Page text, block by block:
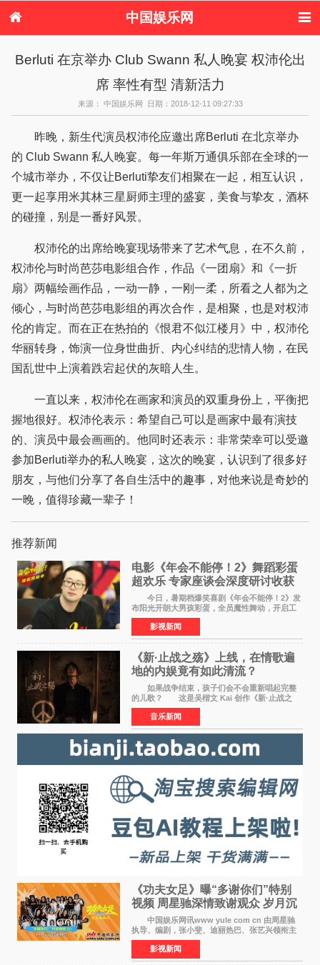
中国娱乐网
港台娱乐
日本娱乐 韩国娱乐
欧美娱乐
音乐新闻 影视新闻
港台明星八卦
日本韩国明星
欧美明星八卦
Berluti 在京举办 Club Swann 私人晚宴 权沛伦出
席 率性有型 清新活力
来源： 中国娱乐网 日期：2018-12-11 09:27:33
昨晚，新生代演员权沛伦应邀出席Berluti 在北京举办
的 Club Swann 私人晚宴。每一年斯万通俱乐部在全球的一
个城市举办，不仅让Berluti挚友们相聚在一起，相互认识，
更一起享用米其林三星厨师主理的盛宴，美食与挚友，酒杯
的碰撞，别是一番好风景。
权沛伦的出席给晚宴现场带来了艺术气息，在不久前，
权沛伦与时尚芭莎电影组合作，作品《一团扇》和《一折
扇》两幅绘画作品，一动一静，一刚一柔，所看之人都为之
倾心，与时尚芭莎电影组的再次合作，是相聚，也是对权沛
伦的肯定。而在正在热拍的《恨君不似江楼月》中，权沛伦
华丽转身，饰演一位身世曲折、内心纠结的悲情人物，在民
国乱世中上演着跌宕起伏的灰暗人生。
一直以来，权沛伦在画家和演员的双重身份上，平衡把
握地很好。权沛伦表示：希望自己可以是画家中最有演技
的、演员中最会画画的。他同时还表示：非常荣幸可以受邀
参加Berluti举办的私人晚宴，这次的晚宴，认识到了很多好
朋友，与他们分享了各自生活中的趣事，对他来说是奇妙的
一晚，值得珍藏一辈子！
推荐新闻
电影《年会不能停！2》舞蹈彩蛋
超欢乐 专家座谈会深度研讨收获
满满
今日，暑期档爆笑喜剧《年会不能停！2》发
布阳光开朗大男孩彩蛋，全员魔性舞动，开启工
位狂欢模式。影片于昨日同步举办专家座谈会，
导演董润年、总制片人应萝佳出席现场，与一众
业内、学界专家
影视新闻
《新·止战之殇》上线，在情歌遍
地的内娱竟有如此清流？
如果战争结束，孩子们会不会重新唱起完整
的儿歌？ 这是吴楷文 Kai 创作《新·止战之
殇》时最初的想法。 从伊朗相关冲突引发的
地区局势，到世界各地仍在发生的动荡与不安，
战争从来不只
音乐新闻
《功夫女足》曝“多谢你们”特别
视频 周星驰深情致谢观众 岁月沉
淀不灭初心
中国娱乐网讯www yule com cn 由周星驰
执导、编剧，张小斐、迪丽热巴、张艺兴领衔主
演，刘嘉玲、佐藤健特别出演，艾米、雪野、蔡
思贝、胡予安、倪好特别介绍的喜剧电影《功夫
女足》释出多谢你
影视新闻